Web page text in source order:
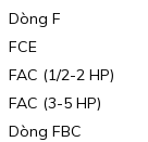
Dòng F
FCE
FAC (1/2-2 HP)
FAC (3-5 HP)
Dòng FBC